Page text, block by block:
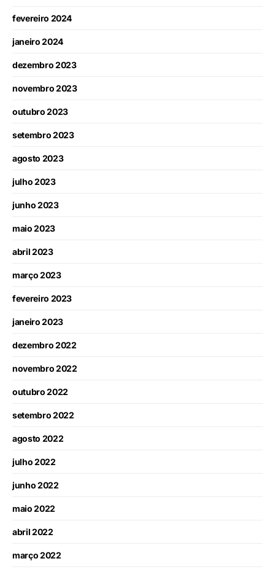
fevereiro 2024
janeiro 2024
dezembro 2023
novembro 2023
outubro 2023
setembro 2023
agosto 2023
julho 2023
junho 2023
maio 2023
abril 2023
março 2023
fevereiro 2023
janeiro 2023
dezembro 2022
novembro 2022
outubro 2022
setembro 2022
agosto 2022
julho 2022
junho 2022
maio 2022
abril 2022
março 2022